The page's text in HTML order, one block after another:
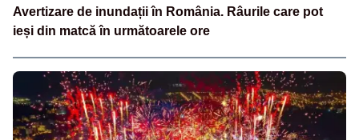
Avertizare de inundații în România. Râurile care pot
ieși din matcă în următoarele ore